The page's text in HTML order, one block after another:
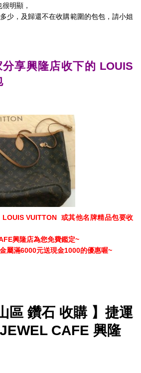
明顯，
少，及歸還不在收購範圍的包包，請小姐
享興隆店收下的 LOUIS
VUITTON或其他名牌精品包要收
興隆店為您免費鑑定~
屬滿6000元送現金1000的優惠喔~
區 鑽石 收購 】捷運
CAFE 興隆